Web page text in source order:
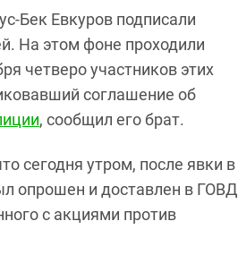
Бек Евкуров подписали
На этом фоне проходили
четверо участников этих
соглашение об
, сообщил его брат.
сегодня утром, после явки в
опрошен и доставлен в ГОВД
с акциями против